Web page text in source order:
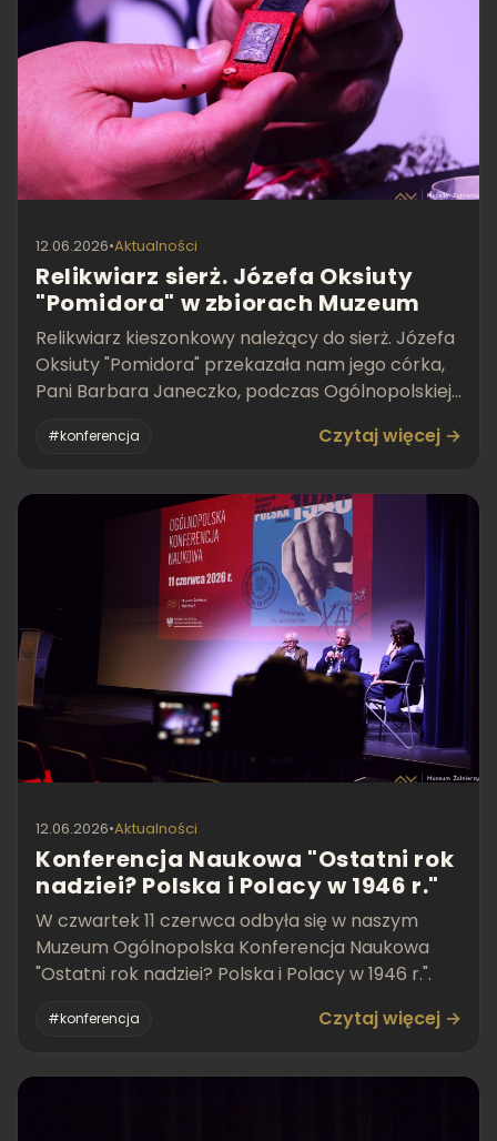
12.06.2026•Aktualności
Relikwiarz sierż. Józefa Oksiuty
"Pomidora" w zbiorach Muzeum
Relikwiarz kieszonkowy należący do sierż. Józefa
Oksiuty "Pomidora" przekazała nam jego córka,
Pani Barbara Janeczko, podczas Ogólnopolskiej
#konferencja Czytaj więcej →
12.06.2026•Aktualności
Konferencja Naukowa "Ostatni rok
nadziei? Polska i Polacy w 1946 r."
W czwartek 11 czerwca odbyła się w naszym
Muzeum Ogólnopolska Konferencja Naukowa
"Ostatni rok nadziei? Polska i Polacy w 1946 r.".
#konferencja Czytaj więcej →